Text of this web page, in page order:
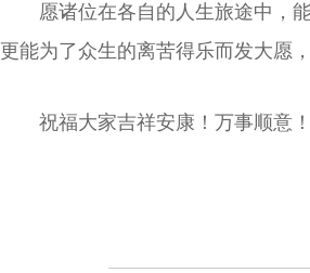
愿诸位在各自的人生旅途中，
更能为了众生的离苦得乐而发大愿
祝福大家吉祥安康！万事顺意